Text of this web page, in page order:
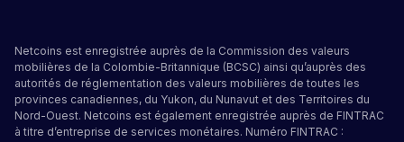
Netcoins est enregistrée auprès de la Commission des valeurs
mobilières de la Colombie-Britannique (BCSC) ainsi qu’auprès des
autorités de réglementation des valeurs mobilières de toutes les
provinces canadiennes, du Yukon, du Nunavut et des Territoires du
Nord-Ouest. Netcoins est également enregistrée auprès de FINTRAC
à titre d’entreprise de services monétaires. Numéro FINTRAC :